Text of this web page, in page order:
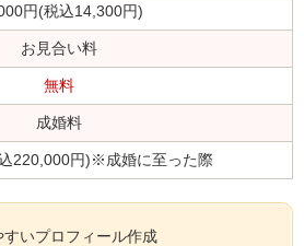
円(税込14,300円)
お見合い料
無料
成婚料
220,000円)※成婚に至った際
いプロフィール作成